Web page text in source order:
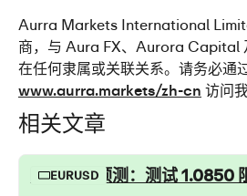
Aurra Markets International
商，与 Aura FX、Aurora Capital
www.aurra.markets/zh-cn 访问
相关文章
EURUSD
欧美汇率预测：测试 1.0850